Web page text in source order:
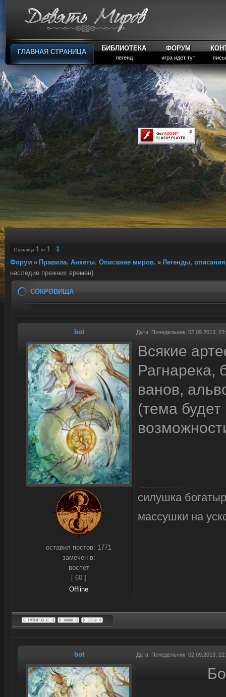
ГЛАВНАЯ СТРАНИЦА БИБЛИОТЕКА
легенд
ФОРУМ
игра идет тут
Страница 1 из 1
1
Форум » Правила. Анкеты. Описание миров. » Легенды,
наследие прежних времен)
СОКРОВИЩА
bot Дата: Понедельник, 02.09.2013,
оставил постов: 1771
замечен в:
воспет
[ 60 ]
Offline
Всякие
Рагнарека,
ванов,
(тема
силушка
массушки на
bot Дата: Понедельник, 02.09.2013,